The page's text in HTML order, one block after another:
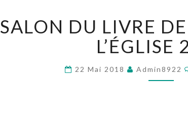
DU
LIVRE
DE
MÈRE
SALON DU LIVRE
L’ÉGLISE
22 Mai 2018 Admin8922